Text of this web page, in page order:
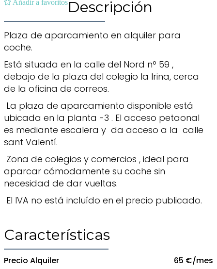
Añadir a favoritosDescripción
Plaza de aparcamiento en alquiler para
coche.
Está situada en la calle del Nord nº 59 ,
debajo de la plaza del colegio la Irina, cerca
de la oficina de correos.
La plaza de aparcamiento disponible está
ubicada en la planta -3 . El acceso petaonal
es mediante escalera y da acceso a la calle
sant Valentí.
Zona de colegios y comercios , ideal para
aparcar cómodamente su coche sin
necesidad de dar vueltas.
El IVA no está incluído en el precio publicado.
Características
Precio Alquiler
65 €/mes